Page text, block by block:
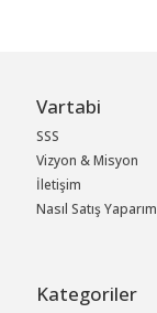
Vartabi
SSS
Vizyon & Misyon
İletişim
Nasıl Satış Yaparım
Kategoriler